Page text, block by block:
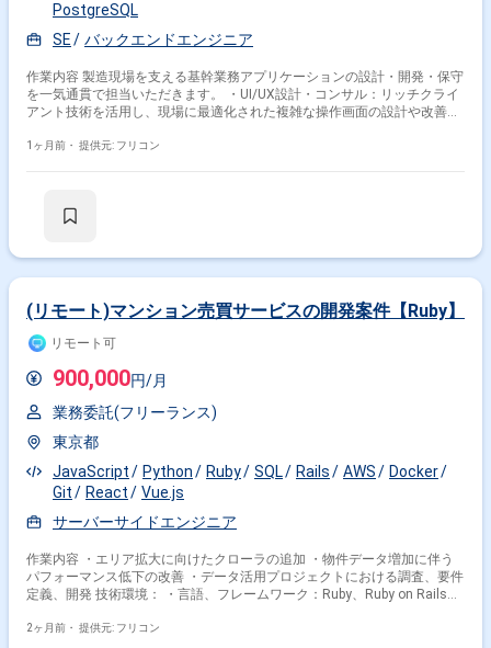
PostgreSQL
SE
バックエンドエンジニア
作業内容 製造現場を支える基幹業務アプリケーションの設計・開発・保守
を一気通貫で担当いただきます。 ・UI/UX設計・コンサル：リッチクライ
アント技術を活用し、現場に最適化された複雑な操作画面の設計や改善提
実装、既存機能の追加やリプレイス対応。 ・パフォーマンス最適化：大規
1ヶ月前・ 提供元: フリコン
(リモート)マンション売買サービスの開発案件【Ruby】
リモート可
900,000円/月
業務委託(フリーランス)
東京都
JavaScript
Python Ruby SQL Rails AWS
Docker
Git
React
Vue.js
サーバーサイドエンジニア
作業内容 ・エリア拡大に向けたクローラの追加 ・物件データ増加に伴う
パフォーマンス低下の改善 ・データ活用プロジェクトにおける調査、要件
定義、開発 技術環境： ・言語、フレームワーク：Ruby、Ruby on Rails、
Slack
2ヶ月前・ 提供元: フリコン